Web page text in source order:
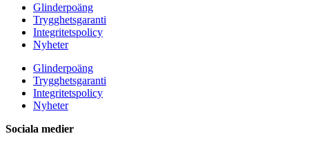
Glinderpoäng
Trygghetsgaranti
Integritetspolicy
Nyheter
Glinderpoäng
Trygghetsgaranti
Integritetspolicy
Nyheter
Sociala medier